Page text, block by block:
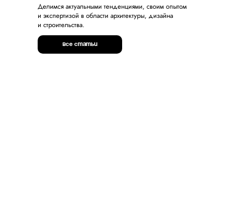
Делимся актуальными тенденциями, своим опытом
и экспертизой в области архитектуры, дизайна
и строительства.
все статьи